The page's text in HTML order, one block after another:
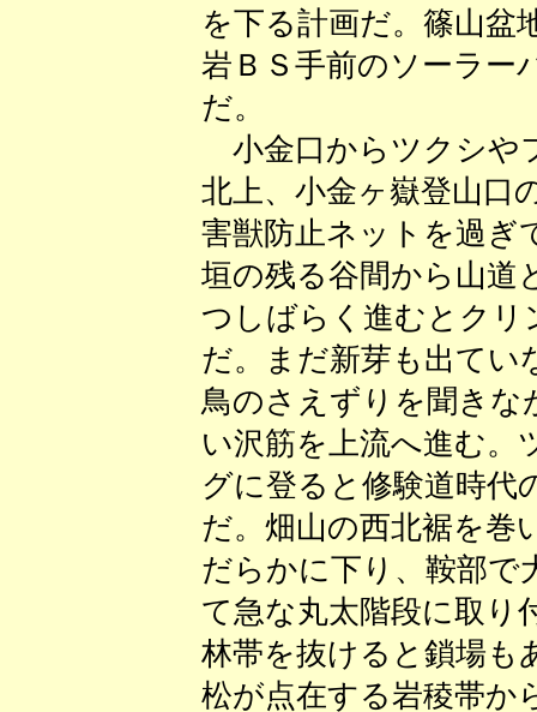
を下る計画だ。篠山盆
岩ＢＳ手前のソーラー
だ。
小金口からツクシや
北上、小金ヶ嶽登山口
害獣防止ネットを過ぎ
垣の残る谷間から山道
つしばらく進むとクリ
だ。まだ新芽も出てい
鳥のさえずりを聞きな
い沢筋を上流へ進む。
グに登ると修験道時代
だ。畑山の西北裾を巻
だらかに下り、鞍部で
て急な丸太階段に取り
林帯を抜けると鎖場も
松が点在する岩稜帯か